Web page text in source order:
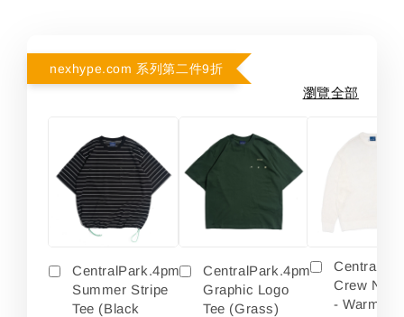
nexhype.com 系列第二件9折
瀏覽全部
CentralPark.4pm
Summer Stripe
Tee (Black
CentralPark.4pm
Graphic Logo
Tee (Grass)
Crew
- Warm